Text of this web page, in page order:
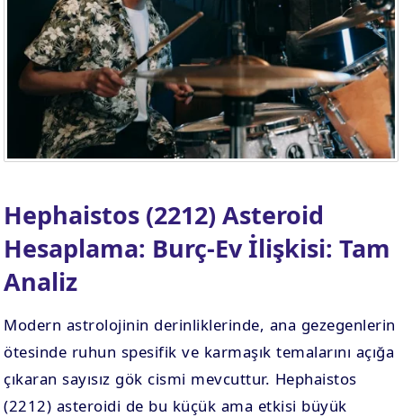
4. EV
Hephaistos (2212) Asteroid
Hesaplama: Burç-Ev İlişkisi: Tam
Analiz
Modern astrolojinin derinliklerinde, ana gezegenlerin
ötesinde ruhun spesifik ve karmaşık temalarını açığa
çıkaran sayısız gök cismi mevcuttur. Hephaistos
(2212) asteroidi de bu küçük ama etkisi büyük